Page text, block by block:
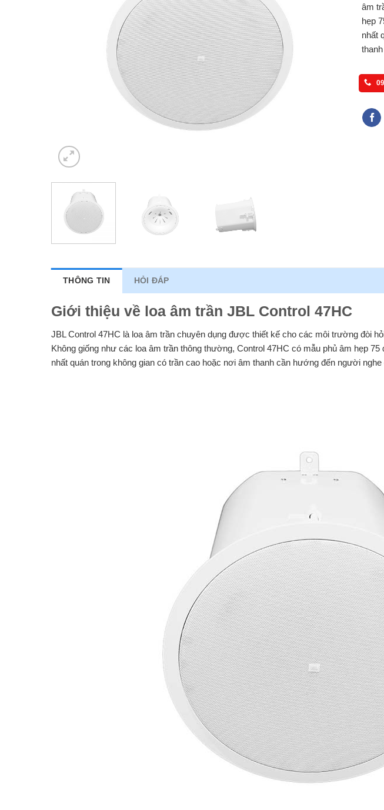
âm
hẹp
nhất
THÔNG TIN HỎI ĐÁP
Giới thiệu về loa âm trần JBL Control 47HC
JBL Control 47HC là loa âm trần chuyên dụng được thiết kế cho các môi trường đòi
Không giống như các loa âm trần thông thường, Control 47HC có mẫu phủ âm hẹp
nhất quán trong không gian có trần cao hoặc nơi âm thanh cần hướng đến người nghe